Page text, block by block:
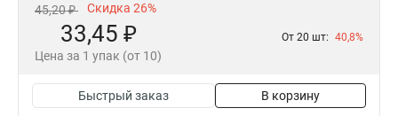
45,20 ₽ Скидка 26%
33,45 ₽
Цена за 1 упак (от 10)
От 20 шт: 40,8%
Быстрый заказ В корзину